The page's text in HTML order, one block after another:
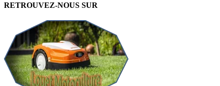
RETROUVEZ-NOUS SUR